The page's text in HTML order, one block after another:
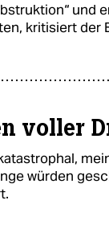
und
kritisiert der
voller
würden